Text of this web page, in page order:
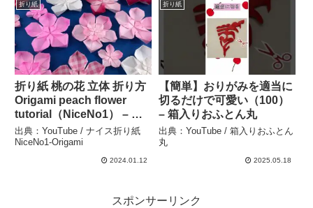
折り紙
折り紙 桃の花 立体 折り方
Origami peach flower
tutorial（NiceNo1） – ナ
イス折り紙 NiceNo1-
Origami
出典：YouTube / ナイス折り紙
NiceNo1-Origami
2024.01.12
折り紙
【簡単】おりがみを適当に
切るだけで可愛い（100）
– 箱入りおふとん丸
出典：YouTube / 箱入りおふとん
丸
2025.05.18
スポンサーリンク